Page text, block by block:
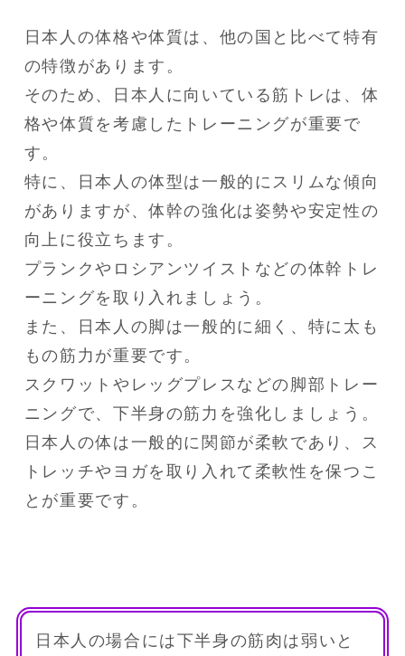
日本人の体格や体質は、他の国と比べて特有
の特徴があります。
そのため、日本人に向いている筋トレは、体
格や体質を考慮したトレーニングが重要で
す。
特に、日本人の体型は一般的にスリムな傾向
がありますが、体幹の強化は姿勢や安定性の
向上に役立ちます。
プランクやロシアンツイストなどの体幹トレ
ーニングを取り入れましょう。
また、日本人の脚は一般的に細く、特に太も
もの筋力が重要です。
スクワットやレッグプレスなどの脚部トレー
ニングで、下半身の筋力を強化しましょう。
日本人の体は一般的に関節が柔軟であり、ス
トレッチやヨガを取り入れて柔軟性を保つこ
とが重要です。
日本人の場合には下半身の筋肉は弱いと